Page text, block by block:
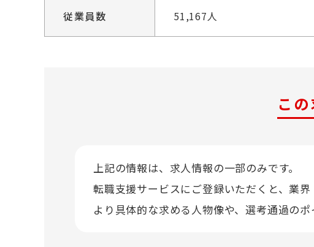
従業員数 51,167人
こ
上記の情報は、求人情報の一部のみです。
転職支援サービスにご登録いただくと、業
より具体的な求める人物像や、選考通過のポ